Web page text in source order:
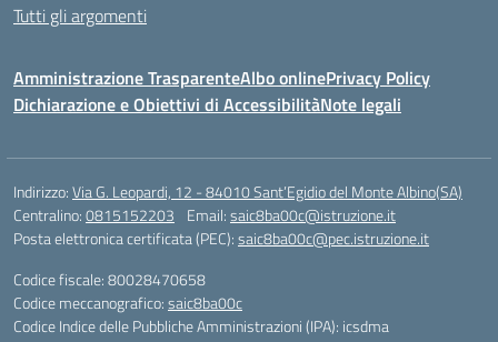
Tutti gli argomenti
Amministrazione TrasparenteAlbo onlinePrivacy Policy
Dichiarazione e Obiettivi di AccessibilitàNote legali
Indirizzo:Via G. Leopardi, 12 - 84010 Sant’Egidio del Monte Albino(SA)
Centralino:0815152203 Email:saic8ba00c@istruzione.it
Posta elettronica certificata (PEC):saic8ba00c@pec.istruzione.it
Codice fiscale: 80028470658
Codice meccanografico:saic8ba00c
Codice Indice delle Pubbliche Amministrazioni (IPA): icsdma